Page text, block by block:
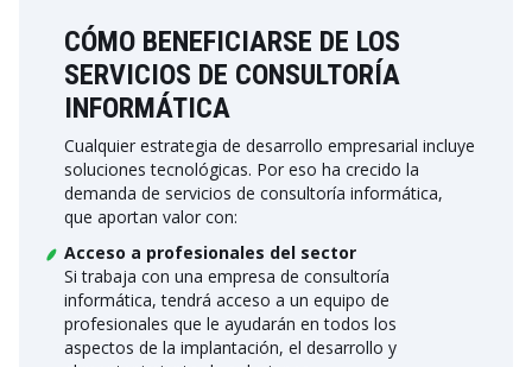
CÓMO BENEFICIARSE DE LOS
SERVICIOS DE CONSULTORÍA
INFORMÁTICA
Cualquier estrategia de desarrollo empresarial incluye
soluciones tecnológicas. Por eso ha crecido la
demanda de servicios de consultoría informática,
que aportan valor con:
Acceso a profesionales del sector
Si trabaja con una empresa de consultoría
informática, tendrá acceso a un equipo de
profesionales que le ayudarán en todos los
aspectos de la implantación, el desarrollo y